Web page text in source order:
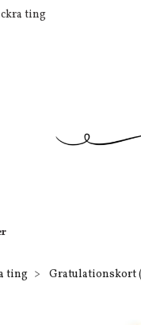
ting
ting Gratulationskort